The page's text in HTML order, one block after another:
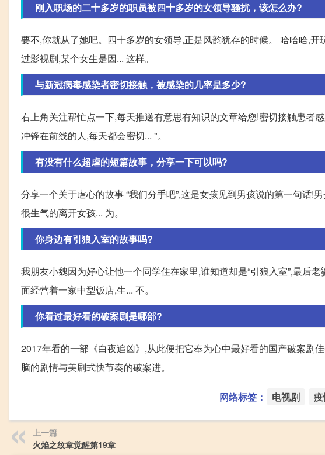
刚入职场的二十多岁的职员被四十多岁的女领导骚扰，该怎么办?
要不,你就从了她吧。四十多岁的女领导,正是风韵犹存的时候。 哈哈哈,
过影视剧,某个女生是因... 这样。
与新冠病毒感染者密切接触，被感染的几率是多少?
右上角关注帮忙点一下,每天推送有意思有知识的文章给您!密切接触患者
冲锋在前线的人,每天都会密切... "。
有没有什么超虐的短篇故事，分享一下可以吗?
分享一个关于虐心的故事 “我们分手吧”,这是女孩见到男孩说的第一句话!
很生气的离开女孩... 为。
你身边有引狼入室的故事吗?
我朋友小魏因为好心让他一个同学住在家里,谁知道却是“引狼入室”,最后
面经营着一家中型饭店,生... 不。
你看过最好看的破案剧是哪部?
2017年看的一部《白夜追凶》,从此便把它奉为心中最好看的国产破案剧
脑的剧情与美剧式快节奏的破案进。
网络标签： 电视剧
上一篇
火焰之纹章觉醒第19章